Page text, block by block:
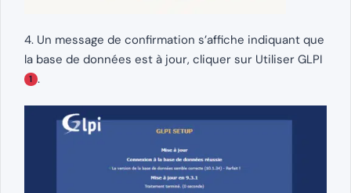
4. Un message de confirmation s’affiche indiquant que
la base de données est à jour, cliquer sur Utiliser GLPI
1 .